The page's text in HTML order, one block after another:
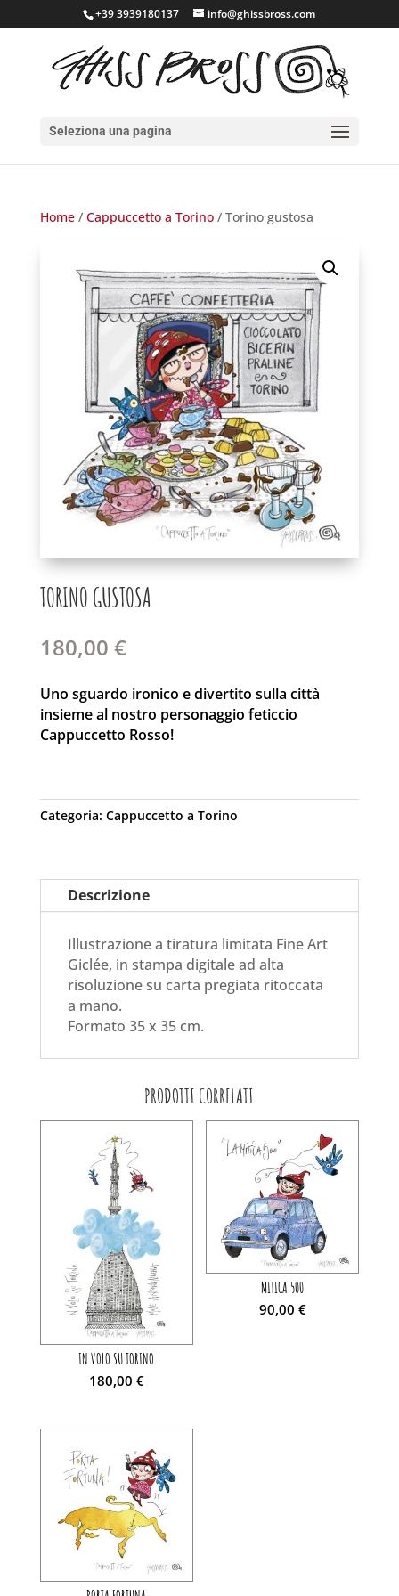
+39 3939180137 info@ghissbross.com
Seleziona una pagina
Home/ Cappuccetto a Torino/ Torino gustosa
TORINO GUSTOSA
180,00 €
Uno sguardo ironico e divertito sulla città
insieme al nostro personaggio feticcio
Cappuccetto Rosso!
Categoria: Cappuccetto a Torino
Descrizione
Illustrazione a tiratura limitata Fine Art
Giclée, in stampa digitale ad alta
risoluzione su carta pregiata ritoccata
a mano.
Formato 35 x 35 cm.
PRODOTTI CORRELATI
IN VOLO SU TORINO
180,00 €
MITICA 500
90,00 €